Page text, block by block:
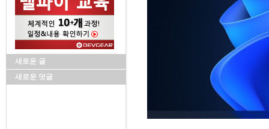
새로운 글
새로운 덧글